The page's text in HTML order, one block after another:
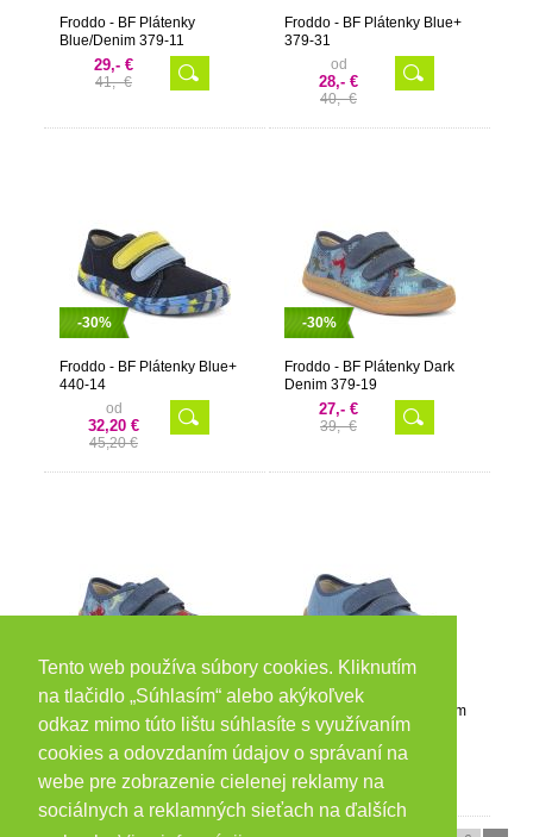
Tento web používa súbory cookies. Kliknutím
na tlačidlo „Súhlasím“ alebo akýkoľvek
odkaz mimo túto lištu súhlasíte s využívaním
cookies a odovzdaním údajov o správaní na
webe pre zobrazenie cielenej reklamy na
sociálnych a reklamných sieťach na ďalších
Froddo - BF Plátenky
Blue/Denim 379-11
29,- €
41,- €
Froddo - BF Plátenky Blue+
379-31
od
28,- €
40,- €
-30%
Froddo - BF Plátenky Blue+
440-14
od
32,20 €
45,20 €
-30%
Froddo - BF Plátenky Dark
Denim 379-19
27,- €
39,- €
-30%
Denim 440-15
od
39,30 €
-30%
Froddo - BF Plátenky Denim
440-3
od
28,30 €
40,30 €